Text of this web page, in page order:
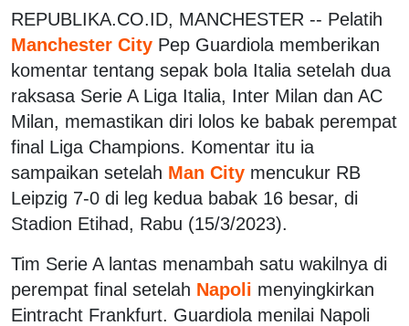
REPUBLIKA.CO.ID, MANCHESTER -- Pelatih
Manchester City Pep Guardiola memberikan
komentar tentang sepak bola Italia setelah dua
raksasa Serie A Liga Italia, Inter Milan dan AC
Milan, memastikan diri lolos ke babak perempat
final Liga Champions. Komentar itu ia
sampaikan setelah Man City mencukur RB
Leipzig 7-0 di leg kedua babak 16 besar, di
Stadion Etihad, Rabu (15/3/2023).
Tim Serie A lantas menambah satu wakilnya di
perempat final setelah Napoli menyingkirkan
Eintracht Frankfurt. Guardiola menilai Napoli